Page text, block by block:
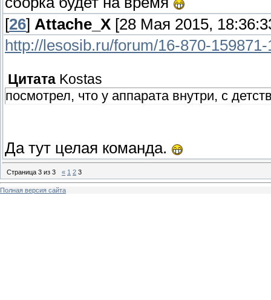
[26] Attache_X [28 Мая 2015,
http://lesosib.ru/forum/16-870-
Цитата Kostas
посмотрел, что у аппарата внутри, с
Да тут целая команда.
Страница 3 из 3 « 1 2 3
Полная версия сайта